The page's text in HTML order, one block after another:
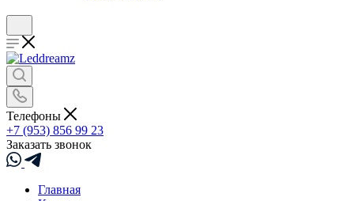
Телефоны
+7 (953) 856 99 23
Заказать звонок
Главная